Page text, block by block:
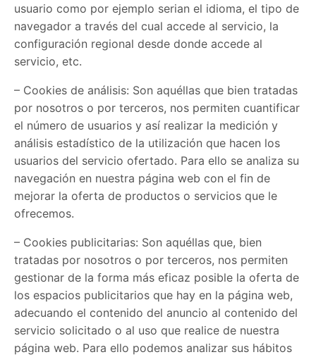
usuario como por ejemplo serian el idioma, el tipo de
navegador a través del cual accede al servicio, la
configuración regional desde donde accede al
servicio, etc.
– Cookies de análisis: Son aquéllas que bien tratadas
por nosotros o por terceros, nos permiten cuantificar
el número de usuarios y así realizar la medición y
análisis estadístico de la utilización que hacen los
usuarios del servicio ofertado. Para ello se analiza su
navegación en nuestra página web con el fin de
mejorar la oferta de productos o servicios que le
ofrecemos.
– Cookies publicitarias: Son aquéllas que, bien
tratadas por nosotros o por terceros, nos permiten
gestionar de la forma más eficaz posible la oferta de
los espacios publicitarios que hay en la página web,
adecuando el contenido del anuncio al contenido del
servicio solicitado o al uso que realice de nuestra
página web. Para ello podemos analizar sus hábitos